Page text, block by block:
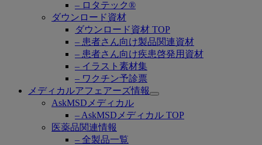
– ロタテック®
ダウンロード資材
ダウンロード資材 TOP
– 患者さん向け製品関連資材
– 患者さん向け疾患啓発用資材
– イラスト素材集
– ワクチン予診票
メディカルアフェアーズ情報
Open
AskMSDメディカル
– AskMSDメディカル TOP
医薬品関連情報
– 全製品一覧